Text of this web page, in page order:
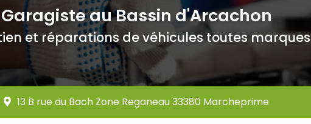
Distribution
Embrayage
Boîte de vitesse
Batterie
Garagiste au Bassin d'Arcachon
et réparations de véhicules toutes marques
13 B rue du Bach Zone Reganeau 33380 Marcheprime